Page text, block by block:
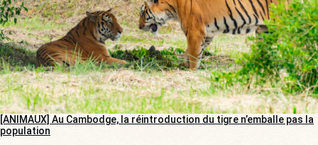
[ANIMAUX] Au Cambodge, la réintroduction du tigre n’emballe pas la
population